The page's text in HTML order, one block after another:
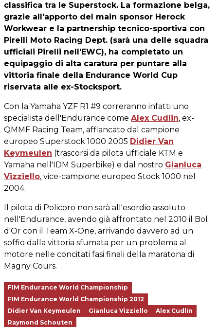
classifica tra le Superstock. La formazione belga,
grazie all'apporto del main sponsor Herock
Workwear e la partnership tecnico-sportiva con
Pirelli Moto Racing Dept. (sarà una delle squadra
ufficiali Pirelli nell'EWC), ha completato un
equipaggio di alta caratura per puntare alla
vittoria finale della Endurance World Cup
riservata alle ex-Stocksport.
Con la Yamaha YZF R1 #9 correranno infatti uno
specialista dell'Endurance come Alex Cudlin, ex-
QMMF Racing Team, affiancato dal campione
europeo Superstock 1000 2005 Didier Van
Keymeulen (trascorsi da pilota ufficiale KTM e
Yamaha nell'IDM Superbike) e dal nostro Gianluca
Vizziello, vice-campione europeo Stock 1000 nel
2004.
Il pilota di Policoro non sarà all'esordio assoluto
nell'Endurance, avendo già affrontato nel 2010 il Bol
d'Or con il Team X-One, arrivando davvero ad un
soffio dalla vittoria sfumata per un problema al
motore nelle concitati fasi finali della maratona di
Magny Cours.
FIM Endurance World Championship
FIM Endurance World Championship 2012
Didier Van Keymeulen
Gianluca Vizziello
Alex Cudlin
Raymond Schouten